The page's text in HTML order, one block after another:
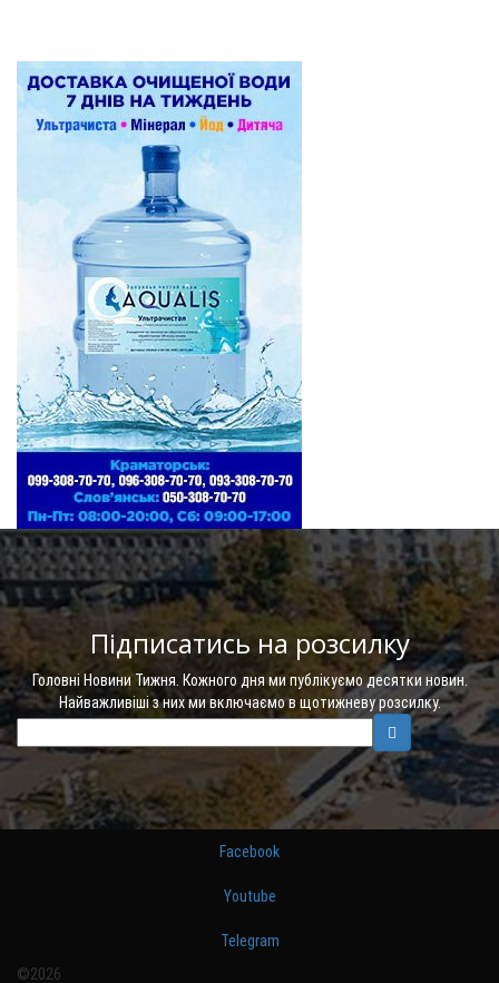
Підписатись на розсилку
Головні Новини Тижня. Кожного дня ми публікуємо десятки новин.
Найважливіші з них ми включаємо в щотижневу розсилку.
Facebook
Youtube
Telegram
©2026